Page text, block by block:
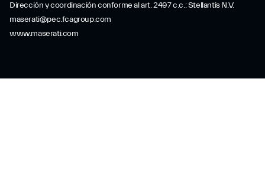
Dirección y coordinación conforme al art. 2497 c.c.: Stellantis N.V.
maserati@pec.fcagroup.com
www.maserati.com